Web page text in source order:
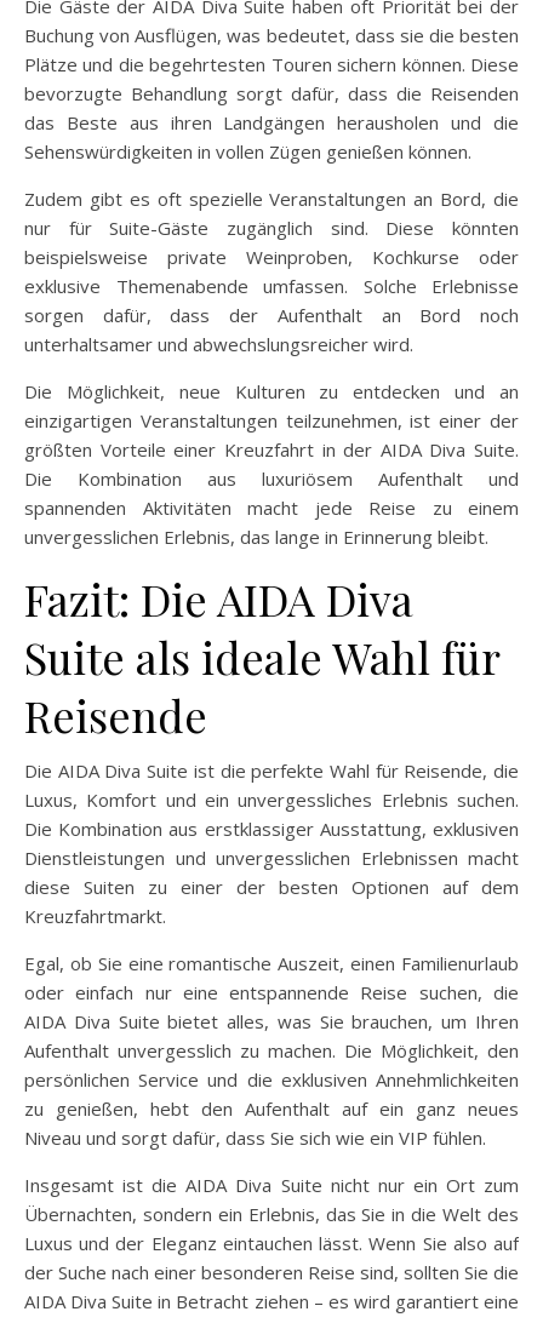
Die Gäste der AIDA Diva Suite haben oft Priorität bei der
Buchung von Ausflügen, was bedeutet, dass sie die besten
Plätze und die begehrtesten Touren sichern können. Diese
bevorzugte Behandlung sorgt dafür, dass die Reisenden
das Beste aus ihren Landgängen herausholen und die
Sehenswürdigkeiten in vollen Zügen genießen können.
Zudem gibt es oft spezielle Veranstaltungen an Bord, die
nur für Suite-Gäste zugänglich sind. Diese könnten
beispielsweise private Weinproben, Kochkurse oder
exklusive Themenabende umfassen. Solche Erlebnisse
sorgen dafür, dass der Aufenthalt an Bord noch
unterhaltsamer und abwechslungsreicher wird.
Die Möglichkeit, neue Kulturen zu entdecken und an
einzigartigen Veranstaltungen teilzunehmen, ist einer der
größten Vorteile einer Kreuzfahrt in der AIDA Diva Suite.
Die Kombination aus luxuriösem Aufenthalt und
spannenden Aktivitäten macht jede Reise zu einem
unvergesslichen Erlebnis, das lange in Erinnerung bleibt.
Fazit: Die AIDA Diva
Suite als ideale Wahl für
Reisende
Die AIDA Diva Suite ist die perfekte Wahl für Reisende, die
Luxus, Komfort und ein unvergessliches Erlebnis suchen.
Die Kombination aus erstklassiger Ausstattung, exklusiven
Dienstleistungen und unvergesslichen Erlebnissen macht
diese Suiten zu einer der besten Optionen auf dem
Kreuzfahrtmarkt.
Egal, ob Sie eine romantische Auszeit, einen Familienurlaub
oder einfach nur eine entspannende Reise suchen, die
AIDA Diva Suite bietet alles, was Sie brauchen, um Ihren
Aufenthalt unvergesslich zu machen. Die Möglichkeit, den
persönlichen Service und die exklusiven Annehmlichkeiten
zu genießen, hebt den Aufenthalt auf ein ganz neues
Niveau und sorgt dafür, dass Sie sich wie ein VIP fühlen.
Insgesamt ist die AIDA Diva Suite nicht nur ein Ort zum
Übernachten, sondern ein Erlebnis, das Sie in die Welt des
Luxus und der Eleganz eintauchen lässt. Wenn Sie also auf
der Suche nach einer besonderen Reise sind, sollten Sie die
AIDA Diva Suite in Betracht ziehen – es wird garantiert eine